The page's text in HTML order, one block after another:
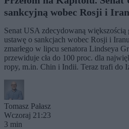
sankcyjną wobec Rosji i
Senat USA zdecydowaną większością
ustawę o sankcjach wobec Rosji i
zmarłego w lipcu senatora Lindseya
przewiduje cła do 100 proc. dla
ropy, m.in. Chin i Indii. Teraz trafi do
Tomasz Pałasz
Wczoraj 21:23
3 min